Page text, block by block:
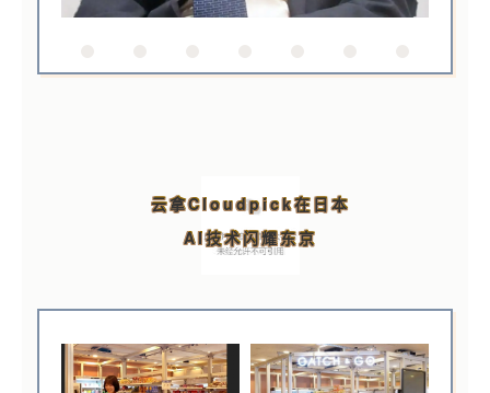
云拿Cloudpick在日本
AI技术闪耀东京